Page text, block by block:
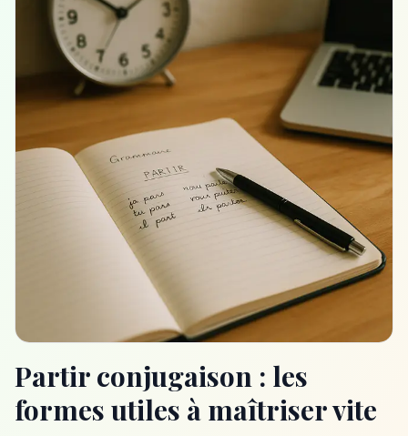
Partir conjugaison : les
formes utiles à maîtriser vite